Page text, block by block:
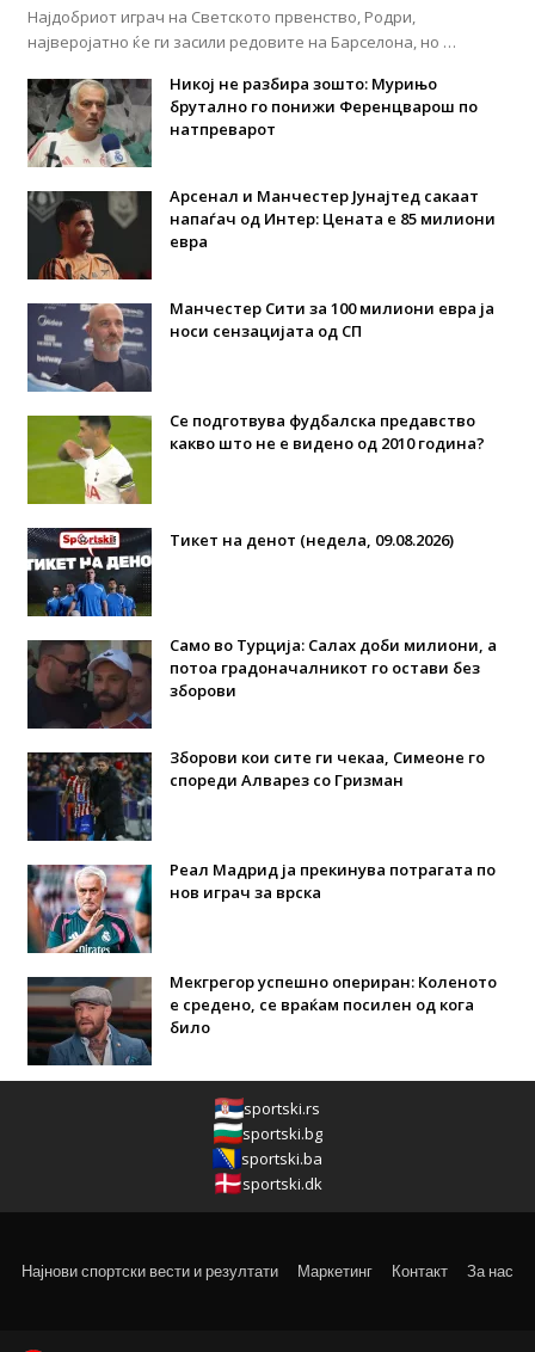
Најдобриот играч на Светското првенство, Родри,
најверојатно ќе ги засили редовите на Барселона, но …
Никој не разбира зошто: Мурињо
брутално го понижи Ференцварош по
натпреварот
Арсенал и Манчестер Јунајтед сакаат
напаѓач од Интер: Цената е 85 милиони
евра
Манчестер Сити за 100 милиони евра ја
носи сензацијата од СП
Се подготвува фудбалска предавство
какво што не е видено од 2010 година?
Тикет на денот (недела, 09.08.2026)
Само во Турција: Салах доби милиони, а
потоа градоначалникот го остави без
зборови
Зборови кои сите ги чекаа, Симеоне го
спореди Алварез со Гризман
Реал Мадрид ја прекинува потрагата по
нов играч за врска
Мекгрегор успешно опериран: Коленото
е средено, се враќам посилен од кога
било
sportski.rs
sportski.bg
sportski.ba
sportski.dk
Најнови спортски вести и резултати Маркетинг Контакт За нас